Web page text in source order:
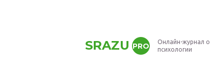
SRAZU PRO
Онлайн-журнал о
психологии